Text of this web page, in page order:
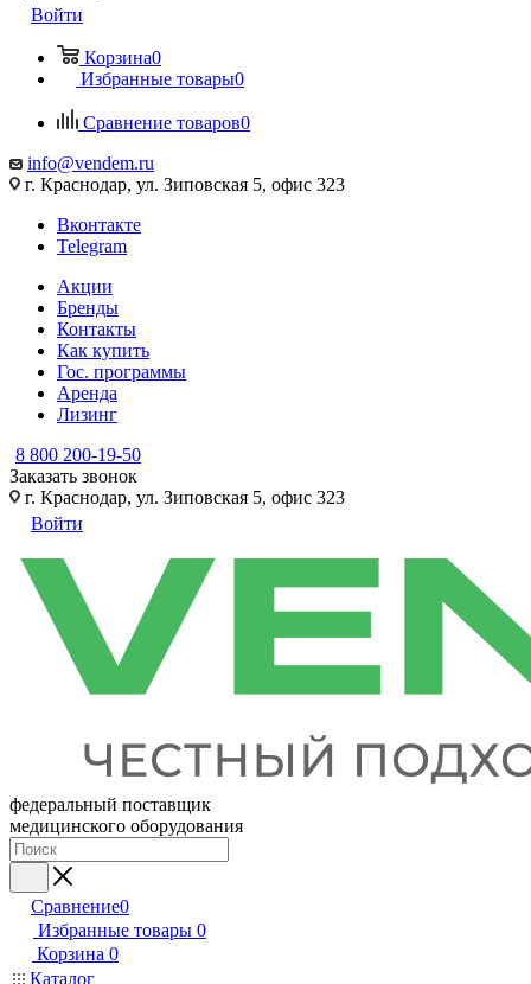
Войти
Корзина0
Избранные товары0
Сравнение товаров0
info@vendem.ru
г. Краснодар, ул. Зиповская 5, офис 323
Вконтакте
Telegram
Акции
Бренды
Контакты
Как купить
Гос. программы
Аренда
Лизинг
8 800 200-19-50
Заказать звонок
г. Краснодар, ул. Зиповская 5, офис 323
Войти
федеральный поставщик
медицинского оборудования
Сравнение0
Избранные товары 0
Корзина 0
Каталог